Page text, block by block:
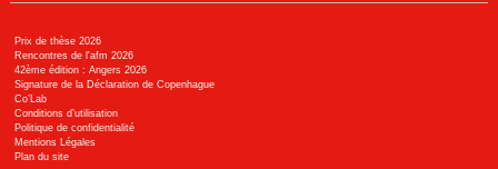
Prix de thèse 2026
Rencontres de l'afm 2026
42ème édition : Angers 2026
Signature de la Déclaration de Copenhague
Co’Lab
Conditions d’utilisation
Politique de confidentialité
Mentions Légales
Plan du site